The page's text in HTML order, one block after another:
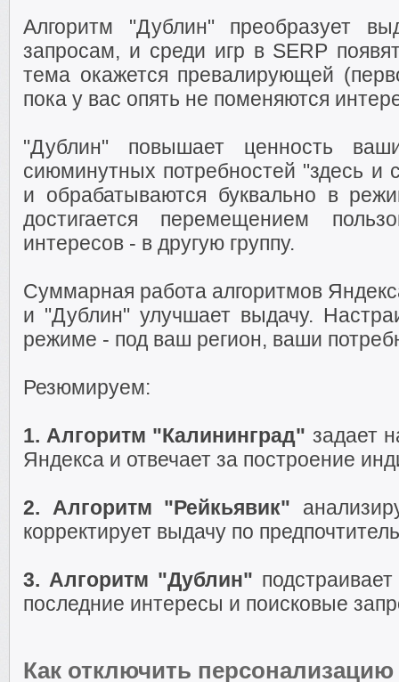
Алгоритм "Дублин" преобразует
запросам, и среди игр в SERP
тема окажется превалирующей
пока у вас опять не поменяются
"Дублин" повышает ценность
сиюминутных потребностей "здесь и
и обрабатываются буквально в
достигается перемещением
интересов - в другую группу.
Суммарная работа алгоритмов
и "Дублин" улучшает выдачу.
режиме - под ваш регион, ваши
Резюмируем:
1. Алгоритм "Калининград" задает
Яндекса и отвечает за построение
2. Алгоритм "Рейкьявик"
корректирует выдачу по
3. Алгоритм "Дублин"
последние интересы и поисковые
Как отключить